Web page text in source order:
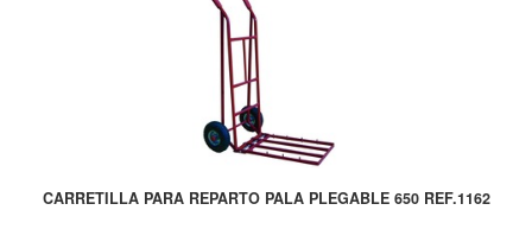
CARRETILLA PARA REPARTO PALA PLEGABLE 650 REF.1162